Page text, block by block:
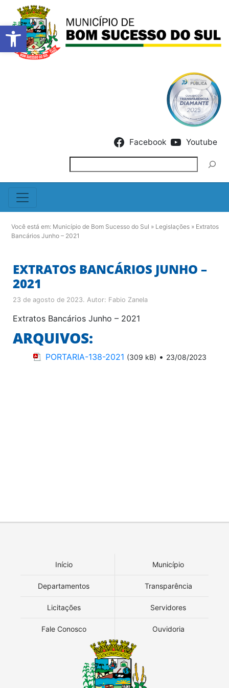
Barra de Ferramentas
Facebook Youtube
Você está em: Município de Bom Sucesso do Sul » Legislações » Extratos
Bancários Junho – 2021
EXTRATOS BANCÁRIOS JUNHO –
2021
23 de agosto de 2023. Autor: Fabio Zanela
Extratos Bancários Junho – 2021
ARQUIVOS:
PORTARIA-138-2021 (309 kB) • 23/08/2023
Início Município
Departamentos Transparência
Licitações Servidores
Fale Conosco Ouvidoria